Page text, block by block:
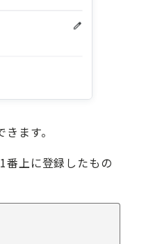
ます。
番上に登録したもの